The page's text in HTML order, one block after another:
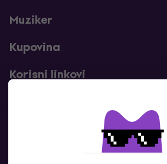
Muziker
Kupovina
Korisni linkovi
Kontakti
Kontaktiraj nas